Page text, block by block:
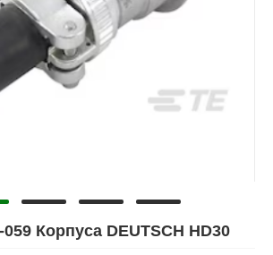
059 Корпуса DEUTSCH HD30